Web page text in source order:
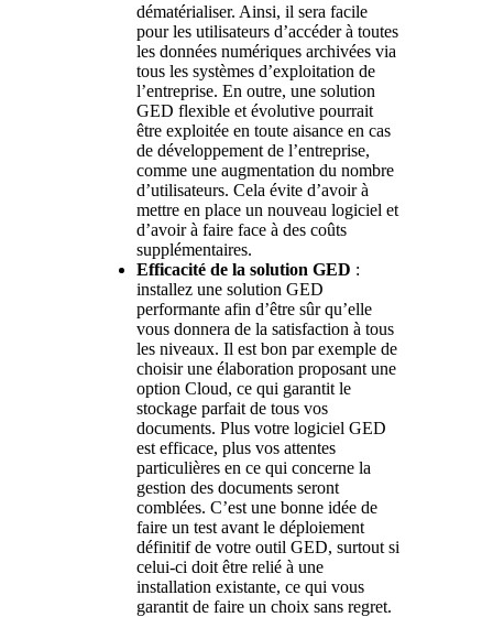
dématérialiser. Ainsi, il sera facile
pour les utilisateurs d’accéder à toutes
les données numériques archivées via
tous les systèmes d’exploitation de
l’entreprise. En outre, une solution
GED flexible et évolutive pourrait
être exploitée en toute aisance en cas
de développement de l’entreprise,
comme une augmentation du nombre
d’utilisateurs. Cela évite d’avoir à
mettre en place un nouveau logiciel et
d’avoir à faire face à des coûts
supplémentaires.
Efficacité de la solution GED :
installez une solution GED
performante afin d’être sûr qu’elle
vous donnera de la satisfaction à tous
les niveaux. Il est bon par exemple de
choisir une élaboration proposant une
option Cloud, ce qui garantit le
stockage parfait de tous vos
documents. Plus votre logiciel GED
est efficace, plus vos attentes
particulières en ce qui concerne la
gestion des documents seront
comblées. C’est une bonne idée de
faire un test avant le déploiement
définitif de votre outil GED, surtout si
celui-ci doit être relié à une
installation existante, ce qui vous
garantit de faire un choix sans regret.